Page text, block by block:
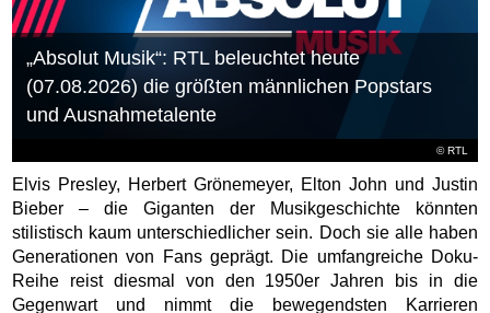
©RTL
„Absolut Musik“: RTL beleuchtet heute
(07.08.2026) die größten männlichen Popstars
und Ausnahmetalente
Elvis Presley, Herbert Grönemeyer, Elton John und Justin
Bieber – die Giganten der Musikgeschichte könnten
stilistisch kaum unterschiedlicher sein. Doch sie alle haben
Generationen von Fans geprägt. Die umfangreiche Doku-
Reihe reist diesmal von den 1950er Jahren bis in die
Gegenwart und nimmt die bewegendsten Karrieren